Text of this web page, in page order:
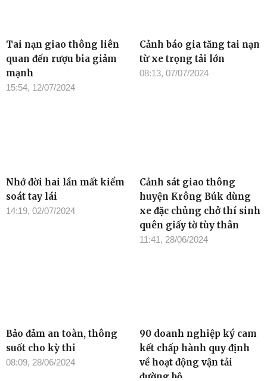
Tai nạn giao thông liên
quan đến rượu bia giảm
mạnh
15:54, 12/07/2024
Cảnh báo gia tăng tai nạn
từ xe trọng tải lớn
08:13, 07/07/2024
Nhớ đời hai lần mất kiểm
soát tay lái
14:19, 02/07/2024
Cảnh sát giao thông
huyện Krông Búk dùng
xe đặc chủng chở thí sinh
quên giấy tờ tùy thân
11:41, 28/06/2024
Bảo đảm an toàn, thông
suốt cho kỳ thi
08:09, 28/06/2024
90 doanh nghiệp ký cam
kết chấp hành quy định
về hoạt động vận tải
đường bộ